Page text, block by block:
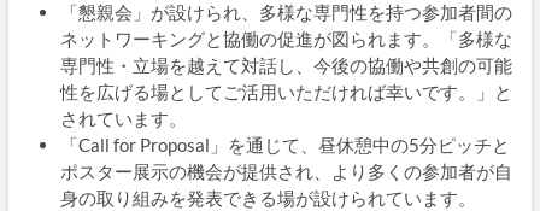
「懇親会」が設けられ、多様な専門性を持つ参加者間の
ネットワーキングと協働の促進が図られます。「多様な
専門性・立場を越えて対話し、今後の協働や共創の可能
性を広げる場としてご活用いただければ幸いです。」と
されています。
「Call for Proposal」を通じて、昼休憩中の5分ピッチと
ポスター展示の機会が提供され、より多くの参加者が自
身の取り組みを発表できる場が設けられています。